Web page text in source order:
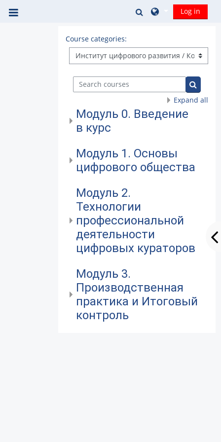
Toggle search input
Log in
Course categories:
Search courses
Search
Expand all
Модуль 0. Введение
в курс
Модуль 1. Основы
цифрового общества
Модуль 2.
Технологии
профессиональной
деятельности
цифровых кураторов
Модуль 3.
Производственная
практика и Итоговый
контроль